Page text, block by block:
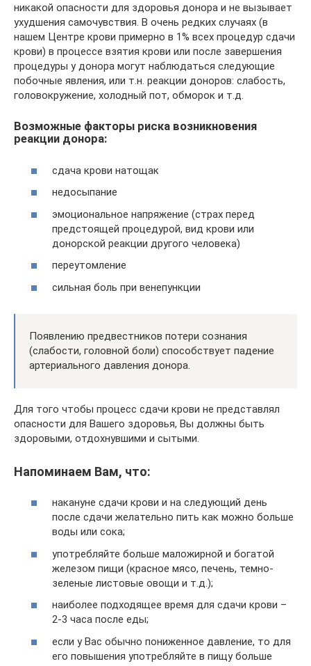
никакой опасности для здоровья донора и не вызывает
ухудшения самочувствия. В очень редких случаях (в
нашем Центре крови примерно в 1% всех процедур сдачи
крови) в процессе взятия крови или после завершения
процедуры у донора могут наблюдаться следующие
побочные явления, или т.н. реакции доноров: слабость,
головокружение, холодный пот, обморок и т.д.
Возможные факторы риска возникновения
реакции донора:
сдача крови натощак
недосыпание
эмоциональное напряжение (страх перед
предстоящей процедурой, вид крови или
донорской реакции другого человека)
переутомление
сильная боль при венепункции
Появлению предвестников потери сознания
(слабости, головной боли) способствует падение
артериального давления донора.
Для того чтобы процесс сдачи крови не представлял
опасности для Вашего здоровья, Вы должны быть
здоровыми, отдохнувшими и сытыми.
Напоминаем Вам, что:
накануне сдачи крови и на следующий день
после сдачи желательно пить как можно больше
воды или сока;
употребляйте больше маложирной и богатой
железом пищи (красное мясо, печень, темно-
зеленые листовые овощи и т.д.);
наиболее подходящее время для сдачи крови –
2-3 часа после еды;
если у Вас обычно пониженное давление, то для
его повышения употребляйте в пищу больше